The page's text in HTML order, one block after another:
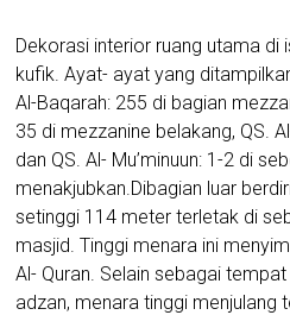
Dekorasi interior ruang utama di
kufik. Ayat- ayat yang
Al-Baqarah: 255 di bagian
35 di mezzanine belakang, QS.
dan QS. Al- Mu’minuun: 1-2 di
menakjubkan.Dibagian luar
setinggi 114 meter terletak di
masjid. Tinggi menara ini
Al- Quran. Selain sebagai
adzan, menara tinggi menjulang